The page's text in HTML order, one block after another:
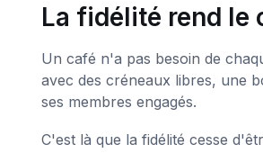
La fidélité rend le
Un café n'a pas besoin de
avec des créneaux libres, une
ses membres engagés.
C'est là que la fidélité cesse